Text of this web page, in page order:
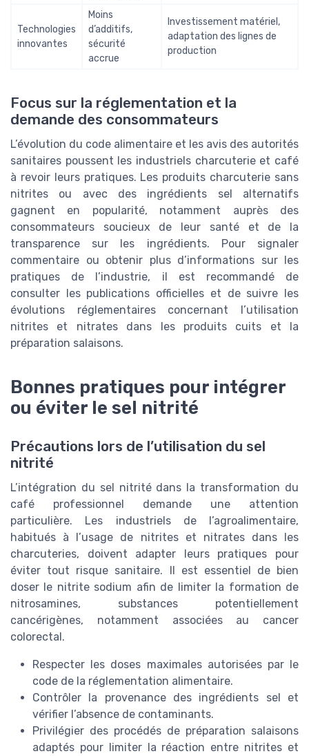
Technologies
innovantes
Moins
d’additifs,
sécurité
accrue
Investissement matériel,
adaptation des lignes de
production
Focus sur la réglementation et la
demande des consommateurs
L’évolution du code alimentaire et les avis des autorités
sanitaires poussent les industriels charcuterie et café
à revoir leurs pratiques. Les produits charcuterie sans
nitrites ou avec des ingrédients sel alternatifs
gagnent en popularité, notamment auprès des
consommateurs soucieux de leur santé et de la
transparence sur les ingrédients. Pour signaler
commentaire ou obtenir plus d’informations sur les
pratiques de l’industrie, il est recommandé de
consulter les publications officielles et de suivre les
évolutions réglementaires concernant l’utilisation
nitrites et nitrates dans les produits cuits et la
préparation salaisons.
Bonnes pratiques pour intégrer
ou éviter le sel nitrité
Précautions lors de l’utilisation du sel
nitrité
L’intégration du sel nitrité dans la transformation du
café professionnel demande une attention
particulière. Les industriels de l’agroalimentaire,
habitués à l’usage de nitrites et nitrates dans les
charcuteries, doivent adapter leurs pratiques pour
éviter tout risque sanitaire. Il est essentiel de bien
doser le nitrite sodium afin de limiter la formation de
nitrosamines, substances potentiellement
cancérigènes, notamment associées au cancer
colorectal.
Respecter les doses maximales autorisées par le
code de la réglementation alimentaire.
Contrôler la provenance des ingrédients sel et
vérifier l’absence de contaminants.
Privilégier des procédés de préparation salaisons
adaptés pour limiter la réaction entre nitrites et